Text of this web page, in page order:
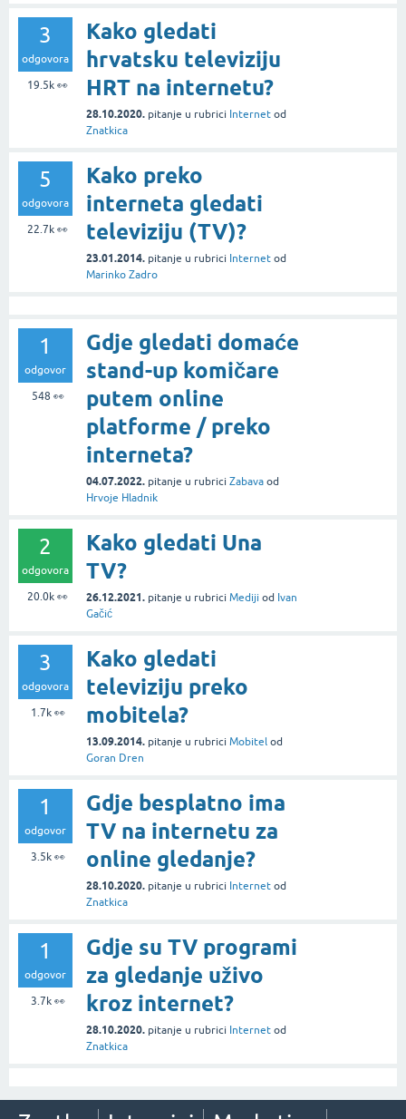
3
odgovora
19.5k 👀
Kako gledati
hrvatsku televiziju
HRT na internetu?
28.10.2020. pitanje u rubrici Internet od
Znatkica
5
odgovora
22.7k 👀
Kako preko
interneta gledati
televiziju (TV)?
23.01.2014. pitanje u rubrici Internet od
Marinko Zadro
1
odgovor
548 👀
Gdje gledati domaće
stand-up komičare
putem online
platforme / preko
interneta?
04.07.2022. pitanje u rubrici Zabava od
Hrvoje Hladnik
2
odgovora
20.0k 👀
Kako gledati Una
TV?
26.12.2021. pitanje u rubrici Mediji od Ivan
Gačić
3
odgovora
1.7k👀
Kako gledati
televiziju preko
mobitela?
13.09.2014. pitanje u rubrici Mobitel od
Goran Dren
1
odgovor
3.5k👀
Gdje besplatno ima
TV na internetu za
online gledanje?
28.10.2020. pitanje u rubrici Internet od
Znatkica
1
odgovor
3.7k👀
Gdje su TV programi
za gledanje uživo
kroz internet?
28.10.2020. pitanje u rubrici Internet od
Znatkica